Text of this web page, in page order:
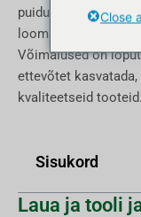
puidutreipink
loominguline partner.
Võimalused on
ettevõtet
kvaliteetseid tooteid.
Sisukord
Laua ja tooli
Close